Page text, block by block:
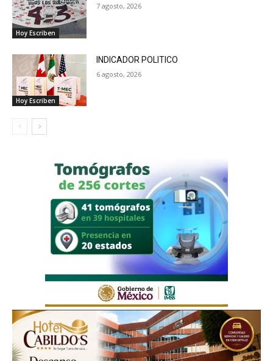
Hoy Escriben
7 agosto, 2026
Hoy Escriben
INDICADOR POLITICO
6 agosto, 2026